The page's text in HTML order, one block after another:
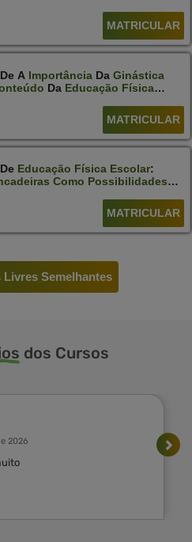
MATRICULAR
A ImportânciaDa Ginástica
Da Educação Física
MATRICULAR
Educação Física Escolar:
Como Possibilidades
MATRICULAR
Semelhantes
dos Cursos
2026